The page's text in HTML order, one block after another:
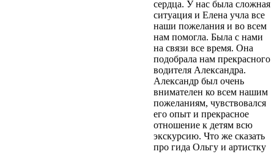
(ФИО, телефон, e-mail)
в целях обработки
своего заказа и связи с
вами. Обработка
осуществляется в
соответствии с
Политикой
конфиденциальности
Согласие может быть
отозвано путём
направления
письменного заявления
на адрес
moscentre@yandex.ru.
сердца. У нас была сложная
ситуация и Елена учла все
наши пожелания и во всем
нам помогла. Была с нами
на связи все время. Она
подобрала нам прекрасного
водителя Александра.
Александр был очень
внимателен ко всем нашим
пожеланиям, чувствовался
его опыт и прекрасное
отношение к детям всю
экскурсию. Что же сказать
про гида Ольгу и артистку